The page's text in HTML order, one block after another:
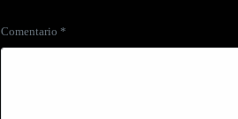
Comentario *